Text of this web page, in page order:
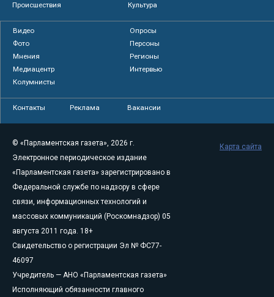
Происшествия
Культура
Видео
Опросы
Фото
Персоны
Мнения
Регионы
Медиацентр
Интервью
Колумнисты
Контакты Реклама Вакансии
© «Парламентская газета», 2026 г.
Электронное периодическое издание
«Парламентская газета» зарегистрировано в
Федеральной службе по надзору в сфере
связи, информационных технологий и
массовых коммуникаций (Роскомнадзор) 05
августа 2011 года. 18+
Свидетельство о регистрации Эл № ФС77-
46097
Учредитель — АНО «Парламентская газета»
Исполняющий обязанности главного
Карта сайта